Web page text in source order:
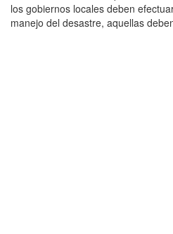
los gobiernos locales deben
manejo del desastre, aquellas